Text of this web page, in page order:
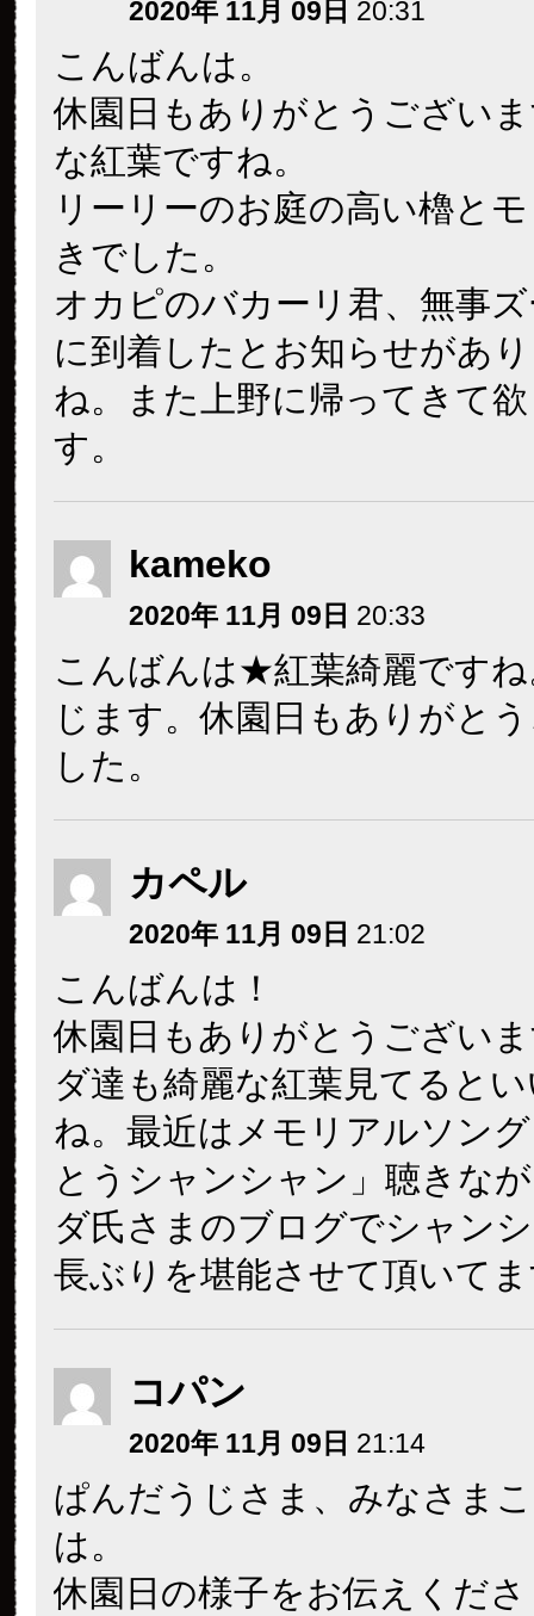
2020年 11月 09日 20:31
こんばんは。
休園日もありがとうござい
な紅葉ですね。
リーリーのお庭の高い櫓と
きでした。
オカピのバカーリ君、無事
に到着したとお知らせがあ
ね。また上野に帰ってきて
す。
kameko
2020年 11月 09日 20:33
こんばんは★紅葉綺麗ですね
じます。休園日もありがと
した。
カペル
2020年 11月 09日 21:02
こんばんは！
休園日もありがとうござい
ダ達も綺麗な紅葉見てると
ね。最近はメモリアルソン
とうシャンシャン」聴きな
ダ氏さまのブログでシャン
長ぶりを堪能させて頂いて
コパン
2020年 11月 09日 21:14
ぱんだうじさま、みなさま
は。
休園日の様子をお伝えくだ